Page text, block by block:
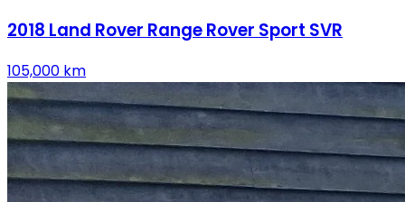
2018 Land Rover Range Rover Sport SVR
105,000 km